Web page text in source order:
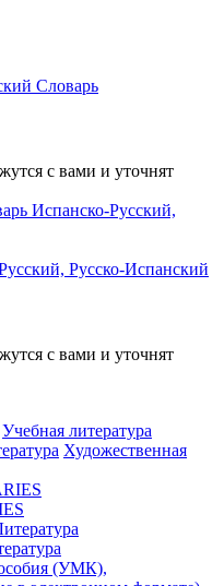
Словарь
с вами и уточнят
Русско-Испанский
с вами и уточнят
Учебная литература
Художественная